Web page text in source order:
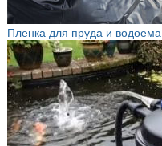
Пленка для пруда и водоема